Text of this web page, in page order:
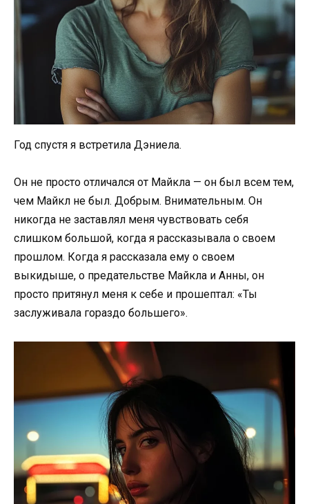
Год спустя я встретила Дэниела.
Он не просто отличался от Майкла — он был всем тем,
чем Майкл не был. Добрым. Внимательным. Он
никогда не заставлял меня чувствовать себя
слишком большой, когда я рассказывала о своем
прошлом. Когда я рассказала ему о своем
выкидыше, о предательстве Майкла и Анны, он
просто притянул меня к себе и прошептал: «Ты
заслуживала гораздо большего».